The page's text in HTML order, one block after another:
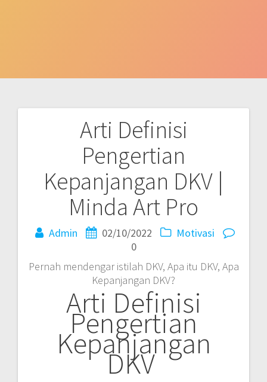
Arti Definisi
Pengertian
Kepanjangan DKV |
Minda Art Pro
Admin 02/10/2022
Motivasi
0
Pernah mendengar istilah DKV, Apa itu DKV, Apa
Kepanjangan DKV?
Arti Definisi
Pengertian
Kepanjangan
DKV
navigation